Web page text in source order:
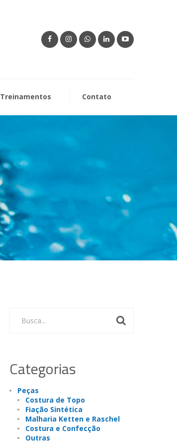
Treinamentos Contato
Busca...
Categorias
Peças
Costura de Topo
Fiação Sintética
Malharia Ketten e Raschel
Costura e Confecção
Outras